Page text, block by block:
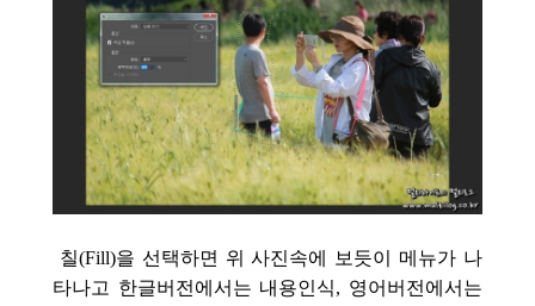
칠(Fill)을 선택하면 위 사진속에 보듯이 메뉴가 나
타나고 한글버전에서는 내용인식, 영어버전에서는